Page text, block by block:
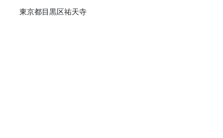
東京都目黒区祐天寺